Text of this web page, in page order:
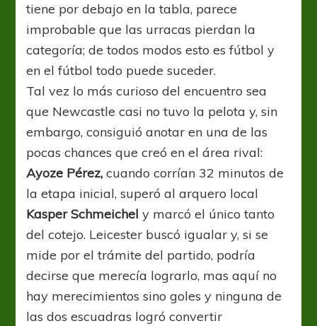
tiene por debajo en la tabla, parece
improbable que las urracas pierdan la
categoría; de todos modos esto es fútbol y
en el fútbol todo puede suceder.
Tal vez lo más curioso del encuentro sea
que Newcastle casi no tuvo la pelota y, sin
embargo, consiguió anotar en una de las
pocas chances que creó en el área rival:
Ayoze Pérez,cuando corrían 32 minutos de
la etapa inicial, superó al arquero local
Kasper Schmeichel y marcó el único tanto
del cotejo. Leicester buscó igualar y, si se
mide por el trámite del partido, podría
decirse que merecía lograrlo, mas aquí no
hay merecimientos sino goles y ninguna de
las dos escuadras logró convertir